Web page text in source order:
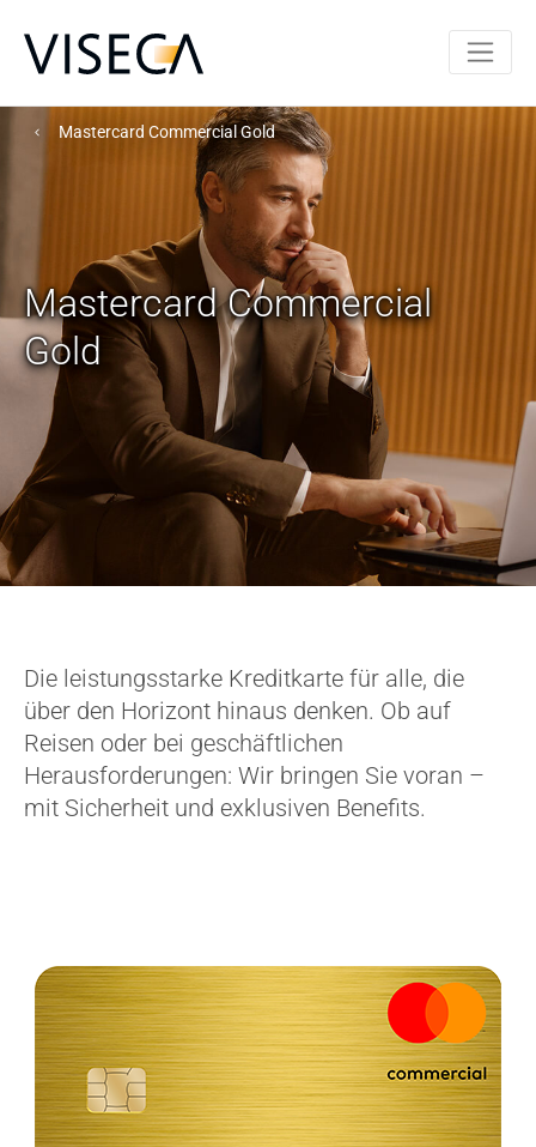
Mastercard Commercial Gold
Mastercard Commercial
Gold
Die leistungsstarke Kreditkarte für alle, die
über den Horizont hinaus denken. Ob auf
Reisen oder bei geschäftlichen
Herausforderungen: Wir bringen Sie voran –
mit Sicherheit und exklusiven Benefits.